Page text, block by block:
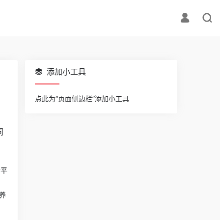
添加小工具
点此为“页面侧边栏”添加小工具